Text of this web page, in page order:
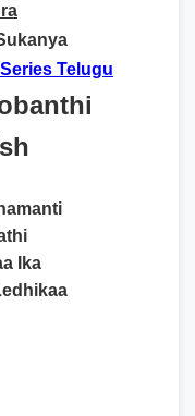
Telugu
Ika